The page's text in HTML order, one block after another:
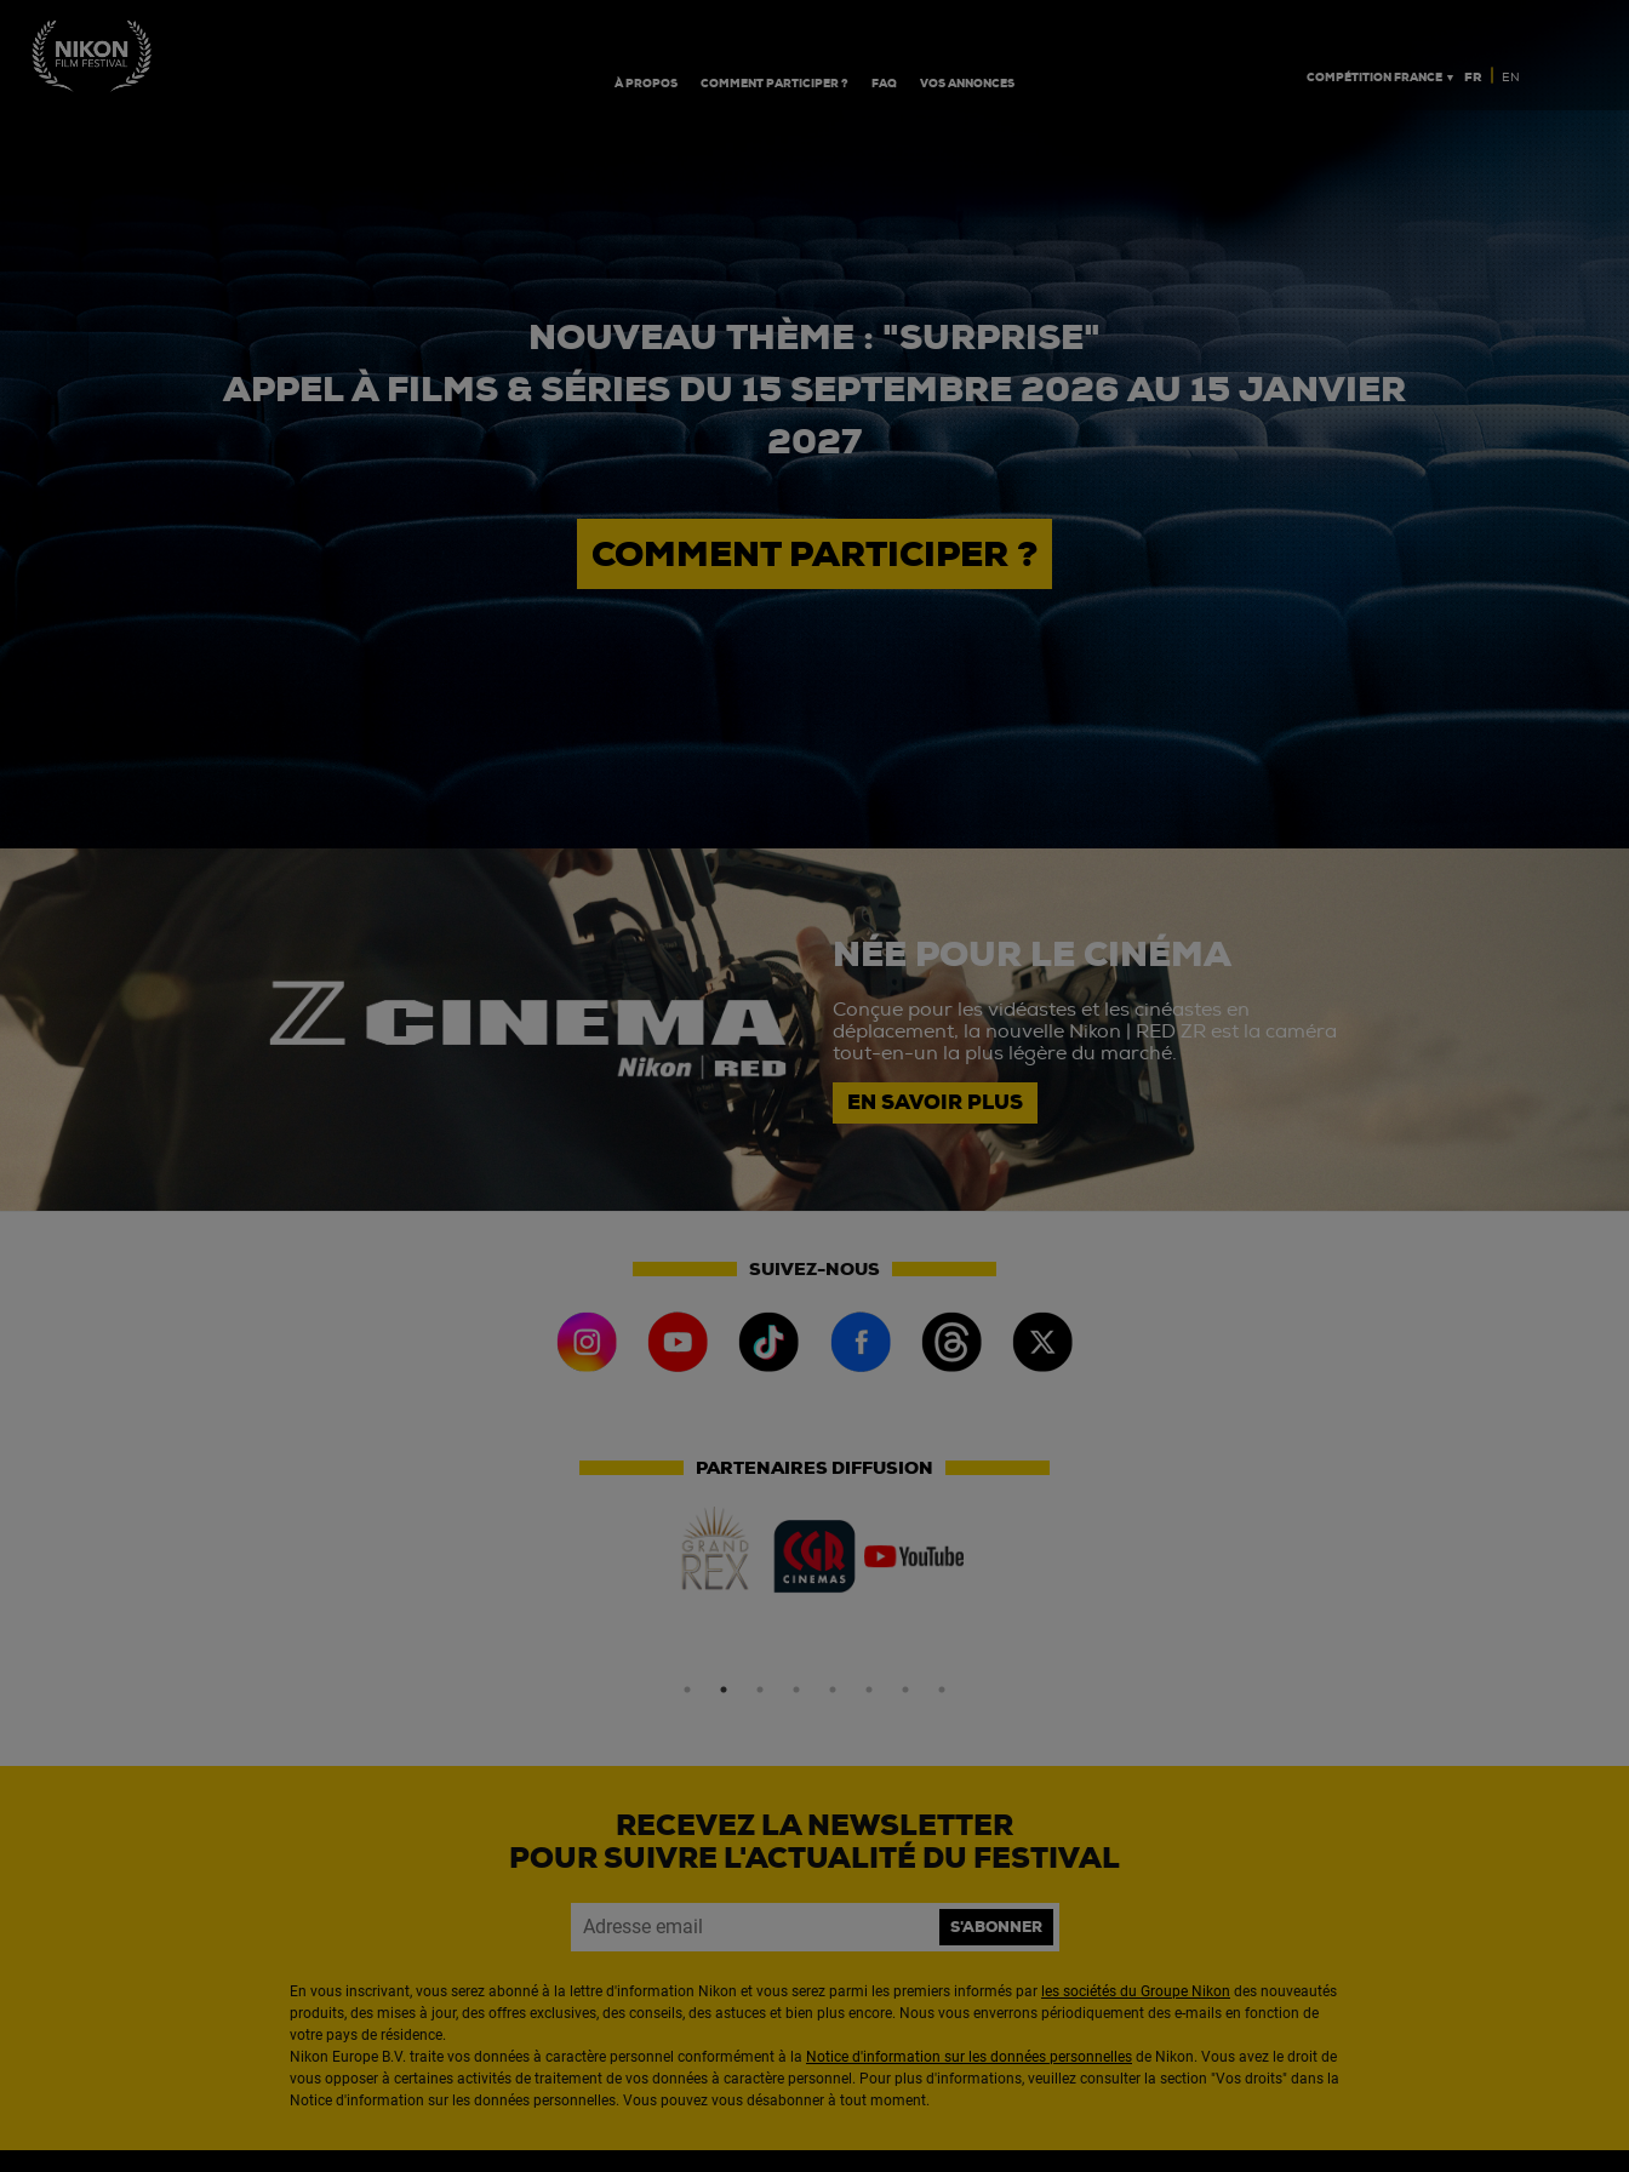
À PROPOS COMMENT PARTICIPER ? FAQ VOS ANNONCES COMPÉTITION FRANCE ▼ FR | EN
NOUVEAU THÈME : "SURPRISE"
APPEL À FILMS & SÉRIES DU 15 SEPTEMBRE 2026 AU 15 JANVIER
2027
COMMENT PARTICIPER ?
NÉE POUR LE CINÉMA
Conçue pour les vidéastes et les cinéastes en
déplacement, la nouvelle Nikon | RED ZR est la caméra
tout-en-un la plus légère du marché.
EN SAVOIR PLUS
SUIVEZ-NOUS
PARTENAIRES DIFFUSION
RECEVEZ LA NEWSLETTER
POUR SUIVRE L'ACTUALITÉ DU FESTIVAL
S'ABONNER
En vous inscrivant, vous serez abonné à la lettre d'information Nikon et vous serez parmi les premiers informés par les sociétés du Groupe Nikon des nouveautés
produits, des mises à jour, des offres exclusives, des conseils, des astuces et bien plus encore. Nous vous enverrons périodiquement des e-mails en fonction de
votre pays de résidence.
Nikon Europe B.V. traite vos données à caractère personnel conformément à la Notice d'information sur les données personnelles de Nikon. Vous avez le droit de
vous opposer à certaines activités de traitement de vos données à caractère personnel. Pour plus d'informations, veuillez consulter la section "Vos droits" dans la
Notice d'information sur les données personnelles. Vous pouvez vous désabonner à tout moment.